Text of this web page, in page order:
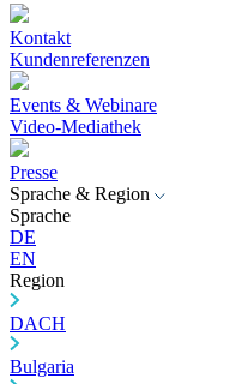
Kontakt
Kundenreferenzen
Events & Webinare
Video-Mediathek
Presse
Sprache & Region
Sprache
DE
EN
Region
DACH
Bulgaria